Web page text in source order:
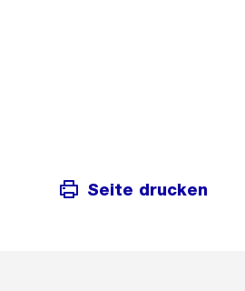
Seite drucken